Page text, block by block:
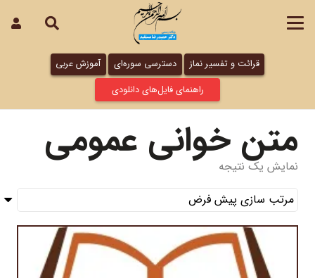
قرائت و تفسیر نماز دسترسی سوره‌ای
آموزش عربی
راهنمای فایل‌های دانلودی
متن خوانی عمومی
نمایش یک نتیجه